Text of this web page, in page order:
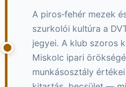
A piros‑fehér mezek
szurkolói kultúra a
jegyei. A klub szoros
Miskolc ipari
munkásosztály